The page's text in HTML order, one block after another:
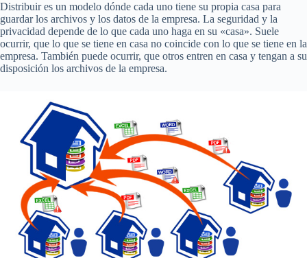
Distribuir es un modelo dónde cada uno tiene su propia casa para
guardar los archivos y los datos de la empresa. La seguridad y la
privacidad depende de lo que cada uno haga en su «casa». Suele
ocurrir, que lo que se tiene en casa no coincide con lo que se tiene en la
empresa. También puede ocurrir, que otros entren en casa y tengan a su
disposición los archivos de la empresa.